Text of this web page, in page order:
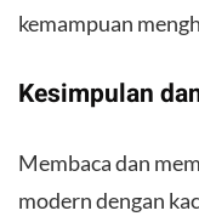
kemampuan
​Kesimpulan
​Membaca dan
modern dengan